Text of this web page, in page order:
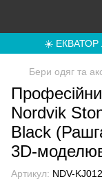
☀️ ЕКВАТОР
Бери одяг та
Nordvik
Black
3D-
Артикул: NDV-